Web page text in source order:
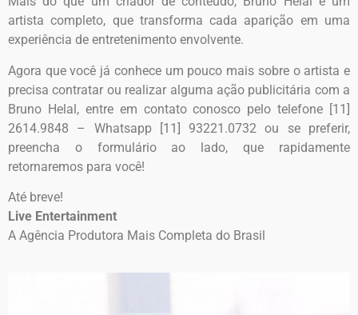
artista completo, que transforma cada aparição em uma
experiência de entretenimento envolvente.
Agora que você já conhece um pouco mais sobre o artista e
precisa contratar ou realizar alguma ação publicitária com a
Bruno Helal, entre em contato conosco pelo telefone [11]
2614.9848 – Whatsapp [11] 93221.0732 ou se preferir,
preencha o formulário ao lado, que rapidamente
retornaremos para você!
Até breve!
Live Entertainment
A Agência Produtora Mais Completa do Brasil